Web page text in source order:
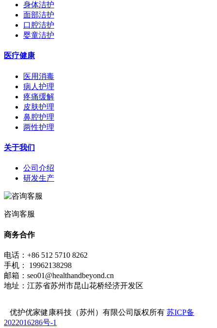
身体洁护
面部洁护
口腔洁护
婴童洁护
医疗健康
医用消毒
病人护理
疼痛缓解
皮肤护理
鼻腔护理
两性护理
关于我们
公司介绍
研发生产
咨询客服
商务合作
电话：+86 512 5710 8262
手机： 19962138298
邮箱：seo01@healthandbeyond.cn
地址：江苏省苏州市昆山花桥经济开发区
优护优家健康科技（苏州）有限公司版权所有 苏ICP备
2022016286号-1